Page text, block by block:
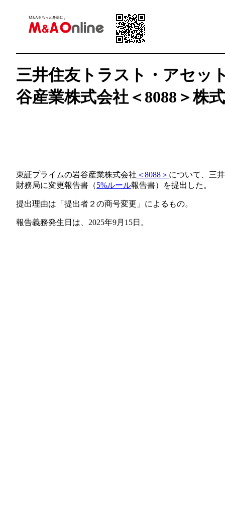
三井住友トラスト・アセッ
谷産業株式会社＜8088＞株
東証プライムの岩谷産業株式会社 ＜8088＞ について、三
財務局に変更報告書（5%ルール報告書）を提出した。
提出理由は「提出者２の商号変更」によるもの。
報告義務発生日は、2025年9月15日。